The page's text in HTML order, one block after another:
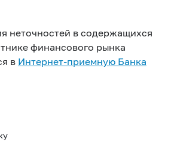
неточностей в содержащихся
финансового рынка
в Интернет-приемную Банка